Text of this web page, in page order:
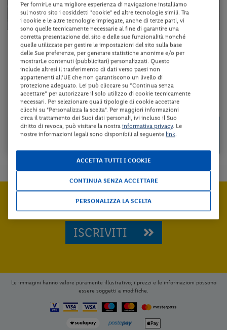
Emilia-Romagna - Cesenatico (FC)
HOTEL DAVID
mezza pensione + utilizzo della piscina scoperta
da 57 € per notte
Check-in
dal 28/08/26
da169 €
Iscriviti subito e
RICEVI LE ULTIME OFFERTE
ISCRIVITI
Le immagini hanno valore puramente illustrativo; i prezzi e le informazioni possono
essere soggetti a modifiche.
Per fornirLe una migliore esperienza di navigazione installiamo
sul nostro sito i cosiddetti "cookie" ed altre tecnologie simili. Tra
i cookie e le altre tecnologie impiegate, anche di terze parti, vi
sono quelle tecnicamente necessarie al fine di garantire una
corretta presentazione del sito e delle sue funzionalità nonché
quelle utilizzate per gestire le impostazioni del sito sulla base
delle Sue preferenze, per generare statistiche anonime e/o per
mostrarLe contenuti (pubblicitari) personalizzati. Questo
include altresì il trasferimento di dati verso paesi non
appartenenti all'UE che non garantiscono un livello di
protezione adeguato. Lei può cliccare su “Continua senza
accettare” per autorizzare il solo utilizzo di cookie tecnicamente
necessari. Per selezionare quali tipologie di cookie accettare
clicchi su "Personalizza la scelta". Per maggiori informazioni
circa il trattamento dei Suoi dati personali, ivi incluso il Suo
diritto di revoca, può visitare la nostra informativa privacy. Le
nostre informazioni legali sono disponibili al seguente link.
ACCETTA TUTTI I COOKIE
CONTINUA SENZA ACCETTARE
PERSONALIZZA LA SCELTA